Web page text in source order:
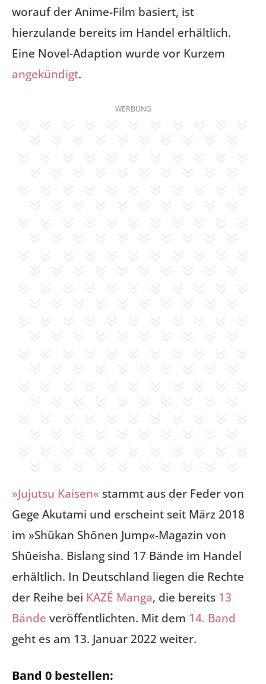
worauf der Anime-Film basiert, ist
hierzulande bereits im Handel erhältlich.
Eine Novel-Adaption wurde vor Kurzem
angekündigt.
WERBUNG
»Jujutsu Kaisen« stammt aus der Feder von
Gege Akutami und erscheint seit März 2018
im »Shūkan Shōnen Jump«-Magazin von
Shūeisha. Bislang sind 17 Bände im Handel
erhältlich. In Deutschland liegen die Rechte
der Reihe bei KAZÉ Manga, die bereits 13
Bände veröffentlichten. Mit dem 14. Band
geht es am 13. Januar 2022 weiter.
Band 0 bestellen: